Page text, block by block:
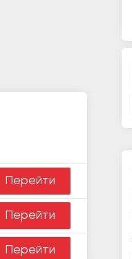
Перейти
Перейти
Перейти